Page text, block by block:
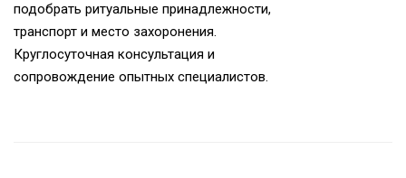
подобрать ритуальные принадлежности,
транспорт и место захоронения.
Круглосуточная консультация и
сопровождение опытных специалистов.